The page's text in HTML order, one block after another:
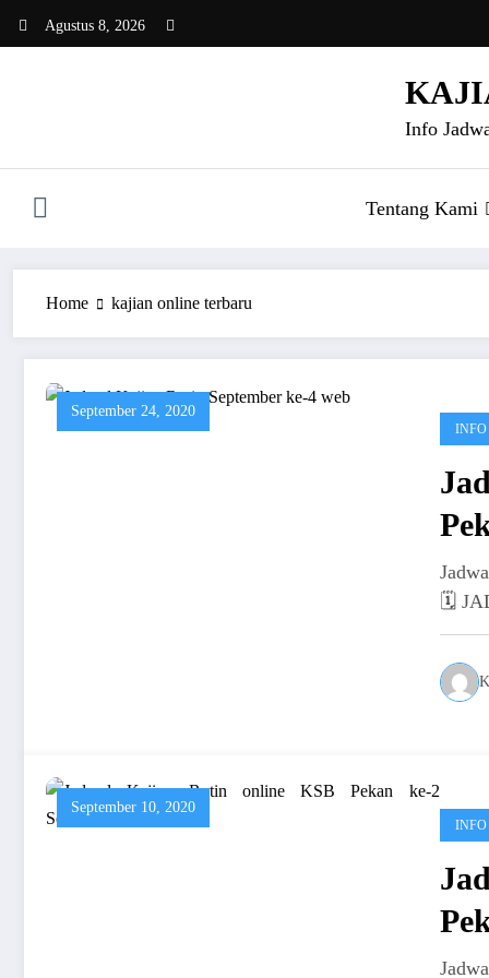
Agustus 8, 2026
Info
Tentang Kami
Home kajian online terbaru
September 24, 2020
🗓️
September 10, 2020